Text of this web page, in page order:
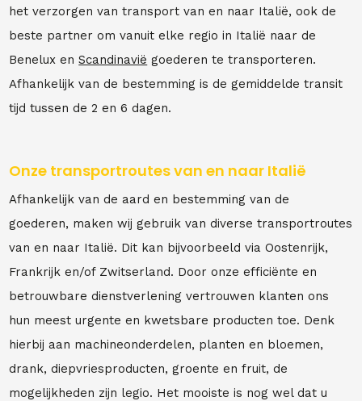
het verzorgen van transport van en naar Italië, ook de
beste partner om vanuit elke regio in Italië naar de
Benelux enScandinavië goederen te transporteren.
Afhankelijk van de bestemming is de gemiddelde transit
tijd tussen de 2 en 6 dagen.
Onze transportroutes van en naar Italië
Afhankelijk van de aard en bestemming van de
goederen, maken wij gebruik van diverse transportroutes
van en naar Italië. Dit kan bijvoorbeeld via Oostenrijk,
Frankrijk en/of Zwitserland. Door onze efficiënte en
betrouwbare dienstverlening vertrouwen klanten ons
hun meest urgente en kwetsbare producten toe. Denk
hierbij aan machineonderdelen, planten en bloemen,
drank, diepvriesproducten, groente en fruit, de
mogelijkheden zijn legio. Het mooiste is nog wel dat u